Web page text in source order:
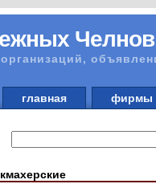
Челнов
главная